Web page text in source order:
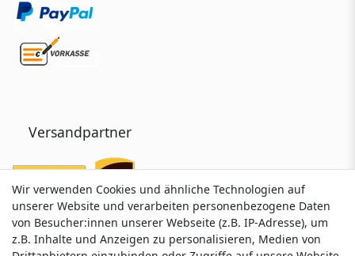
Versandpartner
Wir verwenden Cookies und ähnliche Technologien auf
unserer Website und verarbeiten personenbezogene Daten
von Besucher:innen unserer Webseite (z.B. IP-Adresse), um
z.B. Inhalte und Anzeigen zu personalisieren, Medien von
Wir verwenden Cookies und ähnliche Technologien auf
unserer Website und verarbeiten personenbezogene Daten
von Besucher:innen unserer Webseite (z.B. IP-Adresse), um
z.B. Inhalte und Anzeigen zu personalisieren, Medien von